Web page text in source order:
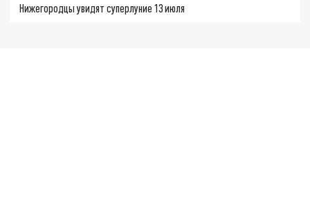
Нижегородцы увидят суперлуние 13 июля